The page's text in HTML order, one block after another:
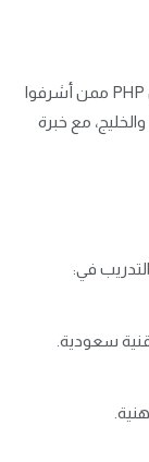
يدير الدورة مجموعة من المدربين الخبراء في مجال PHP ممن أشرفوا
مع خبرة
في:
سعودية.